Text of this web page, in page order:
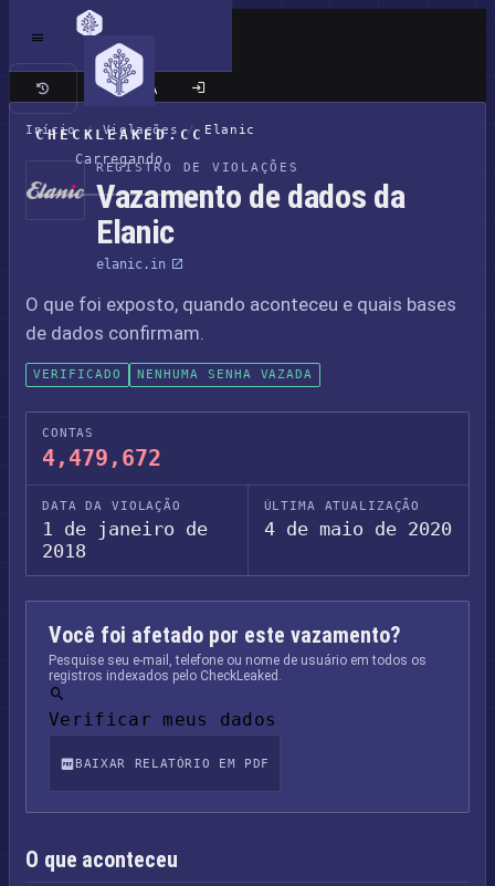
CHECKLEAKED.CC
Carregando
Site clássico
Início / Violações / Elanic
REGISTRO DE VIOLAÇÕES
Vazamento de dados da
Elanic
elanic.in
O que foi exposto, quando aconteceu e quais bases
de dados confirmam.
VERIFICADO NENHUMA SENHA VAZADA
CONTAS
4,479,672
DATA DA VIOLAÇÃO
1 de janeiro de
2018
ÚLTIMA ATUALIZAÇÃO
4 de maio de 2020
Você foi afetado por este vazamento?
Pesquise seu e-mail, telefone ou nome de usuário em todos os
registros indexados pelo CheckLeaked.
Verificar meus dados
BAIXAR RELATÓRIO EM PDF
O que aconteceu